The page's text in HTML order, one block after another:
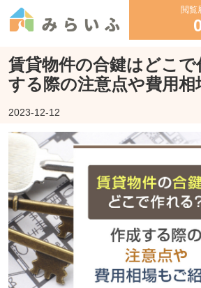
閲覧
賃貸物件の合鍵はどこ
する際の注意点や費用相
2023-12-12